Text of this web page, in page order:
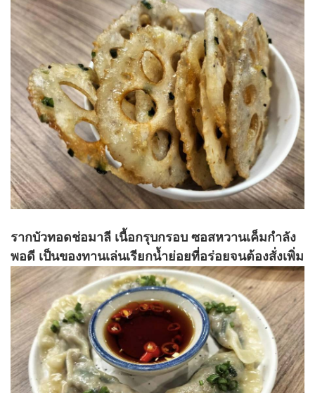
รากบัวทอดช่อมาลี เนื้อกรุบกรอบ ซอสหวานเค็มกำลัง
พอดี เป็นของทานเล่นเรียกน้ำย่อยที่อร่อยจนต้องสั่งเพิ่ม